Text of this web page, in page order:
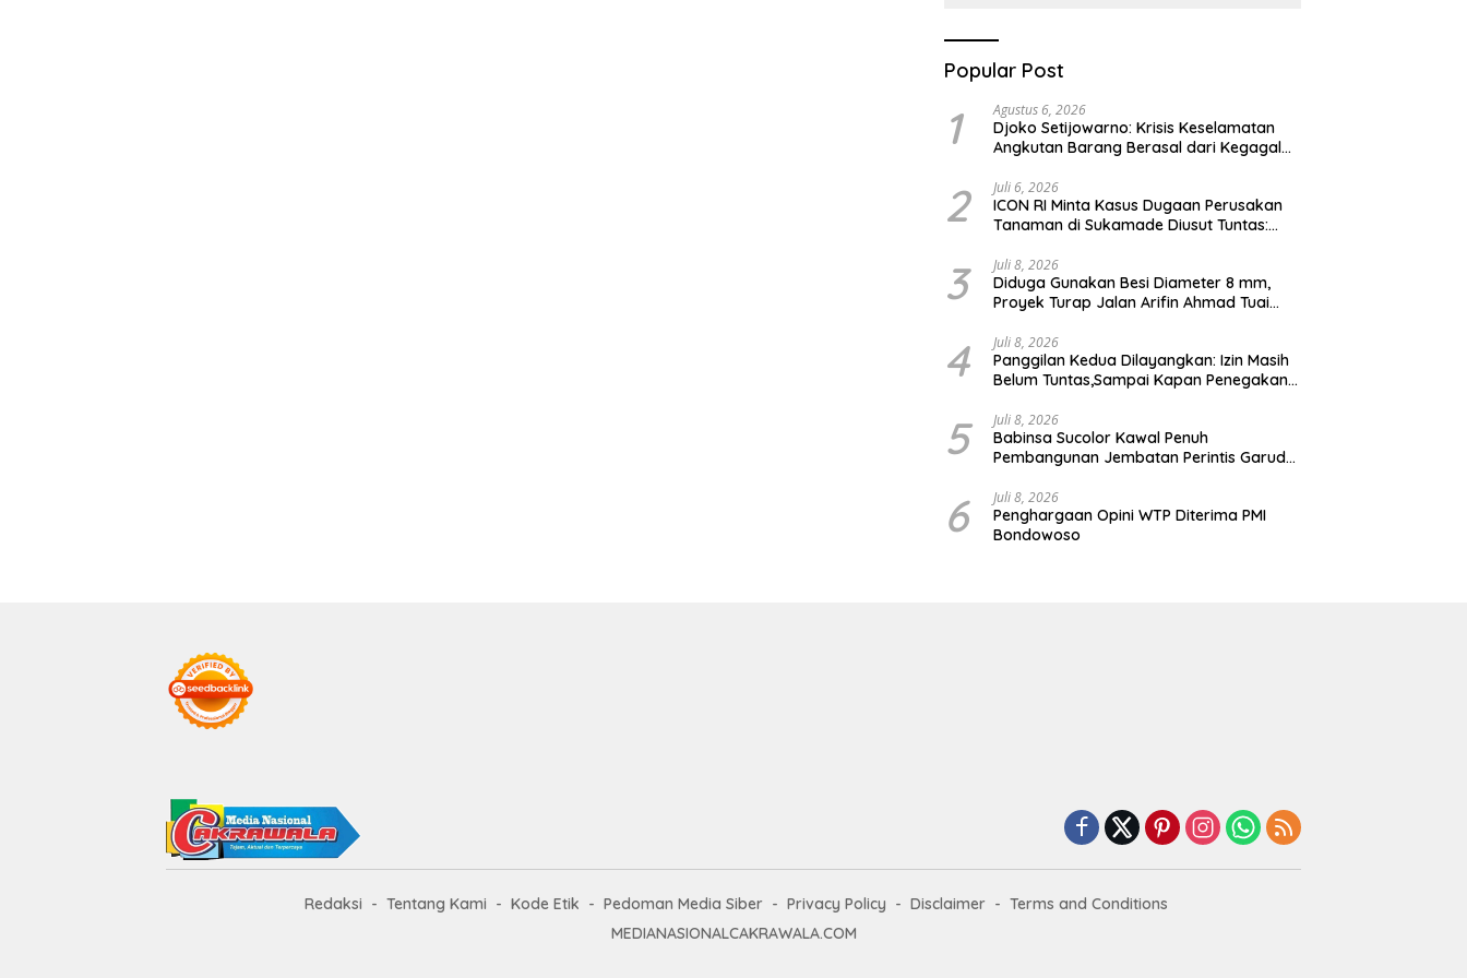
Popular Post
1 Agustus 6, 2026
Djoko Setijowarno: Krisis Keselamatan
Angkutan Barang Berasal dari Kegagalan
2 Juli 6, 2026
ICON RI Minta Kasus Dugaan Perusakan
Tanaman di Sukamade Diusut Tuntas:
Membuktikan Haknya
3 Juli 8, 2026
Diduga Gunakan Besi Diameter 8 mm,
Proyek Turap Jalan Arifin Ahmad Tuai
4 Juli 8, 2026
Panggilan Kedua Dilayangkan: Izin Masih
Belum Tuntas,Sampai Kapan Penegakan
Pembinaan
5 Juli 8, 2026
Babinsa Sucolor Kawal Penuh
Pembangunan Jembatan Perintis Garuda
6 Juli 8, 2026
Penghargaan Opini WTP Diterima PMI
Bondowoso
Redaksi Tentang Kami Kode Etik Pedoman Media Siber Privacy Policy Disclaimer
Terms and Conditions
MEDIANASIONALCAKRAWALA.COM